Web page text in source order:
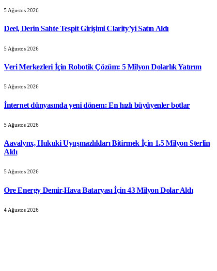
5 Ağustos 2026
Deel, Derin Sahte Tespit Girişimi Clarity’yi Satın Aldı
5 Ağustos 2026
Veri Merkezleri İçin Robotik Çözüm: 5 Milyon Dolarlık Yatırım
5 Ağustos 2026
İnternet dünyasında yeni dönem: En hızlı büyüyenler botlar
5 Ağustos 2026
Aavalynx, Hukuki Uyuşmazlıkları Bitirmek İçin 1.5 Milyon Sterlin
Aldı
5 Ağustos 2026
Ore Energy Demir-Hava Bataryası İçin 43 Milyon Dolar Aldı
4 Ağustos 2026